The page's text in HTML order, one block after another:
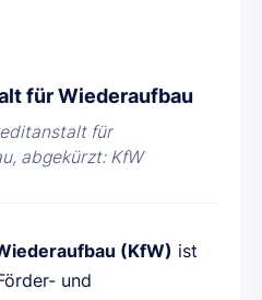
für Wiederaufbau
für
abgekürzt: KfW
(KfW) ist
und